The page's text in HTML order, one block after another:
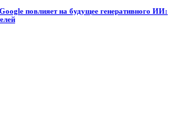
повлияет на будущее генеративного ИИ: